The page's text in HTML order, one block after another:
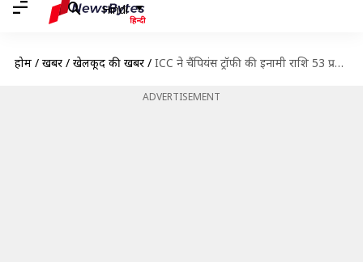
Hindi
होम / खबरें / खेलकूद की खबरें / ICC ने चैंपियंस ट्रॉफी की इनामी राशि 53 प्रतिशत बढ़ाई, विजेता को मिलेंगे 19 करोड़ रुपये
ADVERTISEMENT